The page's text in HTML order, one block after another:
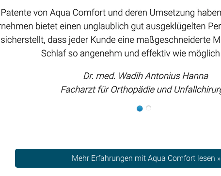
Mehr Erfahrungen mit Aqua Comfort lesen »